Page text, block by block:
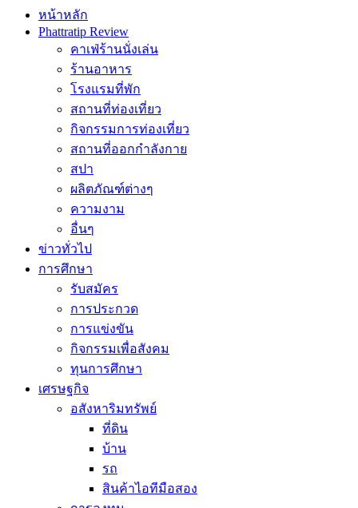
หน้าหลัก
Phattratip Review
คาเฟ่ร้านนั่งเล่น
ร้านอาหาร
โรงแรมที่พัก
สถานที่ท่องเที่ยว
กิจกรรมการท่องเที่ยว
สถานที่ออกกำลังกาย
สปา
ผลิตภัณฑ์ต่างๆ
ความงาม
อื่นๆ
ข่าวทั่วไป
การศึกษา
รับสมัคร
การประกวด
การแข่งขัน
กิจกรรมเพื่อสังคม
ทุนการศึกษา
เศรษฐกิจ
อสังหาริมทรัพย์
ที่ดิน
บ้าน
รถ
สินค้าไอทีมือสอง